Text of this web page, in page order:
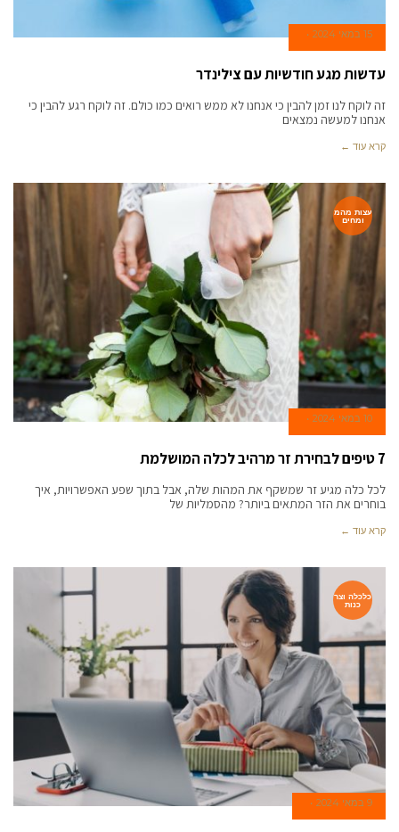
15 במאי 2024
עדשות מגע חודשיות עם צילינדר
זה לוקח לנו זמן להבין כי אנחנו לא ממש רואים כמו כולם. זה לוקח רגע להבין כי
אנחנו למעשה נמצאים
קרא עוד ←
עצות מהמ
ומחים
10 במאי 2024
7 טיפים לבחירת זר מרהיב לכלה המושלמת
לכל כלה מגיע זר שמשקף את המהות שלה, אבל בתוך שפע האפשרויות, איך
בוחרים את הזר המתאים ביותר? מהסמליות של
קרא עוד ←
כלכלה וצר
כנות
9 במאי 2024